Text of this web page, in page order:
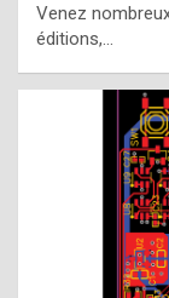
Venez
éditions,…